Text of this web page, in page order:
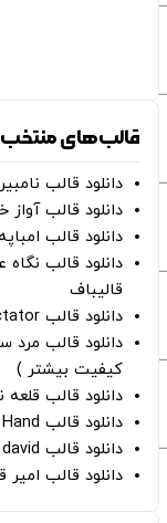
قالب‌های منتخب
دانلود قالب
دانلود قالب آواز
دانلود قالب
دانلود قالب
قالیباف
دانلود قالب kylian dictator
کیفیت بیشتر )
دانلود قالب
دانلود قالب Oh Kevin De Bruyne - Paul Hand
دانلود قالب Gut Genug - kitschrieg ft. Shirin david
دانلود قالب